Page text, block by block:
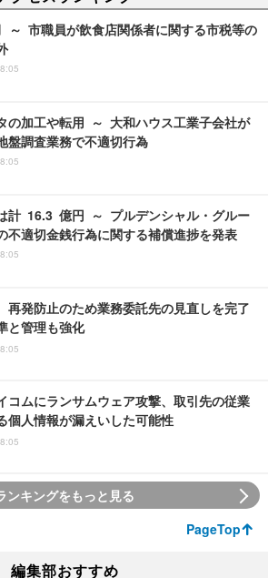
～ 市職員が飲食店関係者に関する市税等の
の加工や転用 ～ 大和ハウス工業子会社が
盤調査業務で不適切行為
計 16.3 億円 ～ プルデンシャル・グルー
不適切金銭行為に関する補償進捗を発表
再発防止のため業務委託先の見直しを完了
と管理も強化
コムにランサムウェア攻撃、取引先の従業
個人情報が漏えいした可能性
ンキングをもっと見る
PageTop
編集部おすすめ